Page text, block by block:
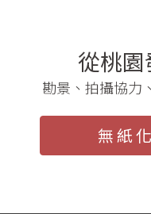
從桃
勘景、拍攝協力
無紙